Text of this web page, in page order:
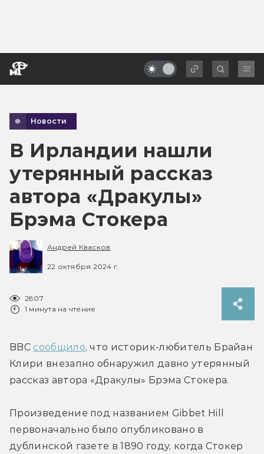
Новости
В Ирландии нашли
утерянный рассказ
автора «Дракулы»
Брэма Стокера
Андрей Квасков
22 октября 2024 г.
2807
1 минута на чтение
BBC сообщило, что историк-любитель Брайан
Клири внезапно обнаружил давно утерянный
рассказ автора «Дракулы» Брэма Стокера.
Произведение под названием Gibbet Hill
первоначально было опубликовано в
дублинской газете в 1890 году, когда Стокер